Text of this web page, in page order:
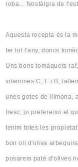
roba... Nostàlgia de
Aquesta recepta és la
fer tot l'any, doncs
Uns bons tomàquets raf
vitamines C , E i B;
unes gotes de llimona,
fresc, jo prefereixo el
tenim totes les
bon oli d'oliva
posarem paté d'olives